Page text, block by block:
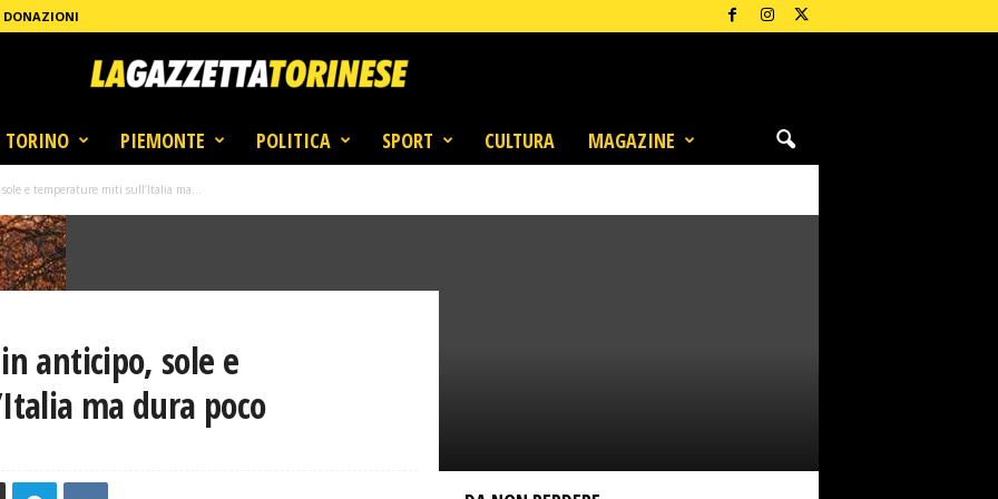
DONAZIONI
TORINO PIEMONTE POLITICA SPORT CULTURA MAGAZINE
e temperature miti sull’Italia ma...
anticipo, sole e
ma dura poco